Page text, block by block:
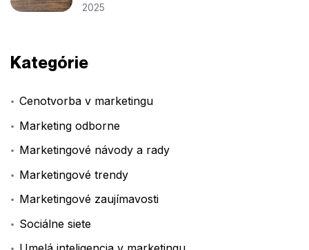
2025
Kategórie
Cenotvorba v marketingu
Marketing odborne
Marketingové návody a rady
Marketingové trendy
Marketingové zaujímavosti
Sociálne siete